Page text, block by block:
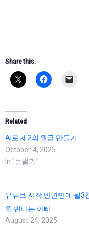
Share this:
Related
AI로 제2의 월급 만들기
October 4, 2025
In "돈벌기"
유튜브 시작 반년만에 월3
원 번다는 아빠
August 24, 2025